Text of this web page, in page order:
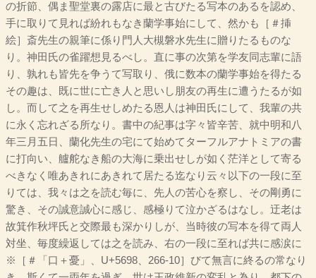
の折節、偶ま聖堂裏の露店に最と古びたる写本のあるを認め、
手に取りて見れば紛れもなき蘭学事始にして、然かも［＃挿
絵］斎先生の親筆に係り門人大槻磐水先生に贈りたるものな
り。神田氏の雀躍想見るべし。直に事の次第を学友同志輩に語
り、孰れも皆先を争うて写取り、俄に数本の蘭学事始を得たる
その趣は、既に世に亡き人と思いし朋友の再生に遭うたるが如
し。而して之を再生せしめたる恩人は神田氏にして、我輩の共
に永く忘れざる所なり。書中の紀事は字々皆辛苦、就中明和八
年三月五日、蘭化先生の宅にて始めてターフルアナトミアの書
に打向い、艫舵なき船の大海に乗出せしが如く茫洋として寄る
べきなく唯あきれにあきれて居たる迄なり云々以下の一段に至
りては、我々は之を読む毎に、先人の苦心を察し、その剛勇に
驚き、その誠意誠心に感じ、感極りて泣かざるはなし。迂老は
故箕作秋坪氏と交際最も深かりしが、当時彼の写本を得て両人
対坐、毎度繰返しては之を読み、右の一段に至れば共に感涙に
※［＃「口＋憂」、U+5698、266-10］びて無言に終るの常なり